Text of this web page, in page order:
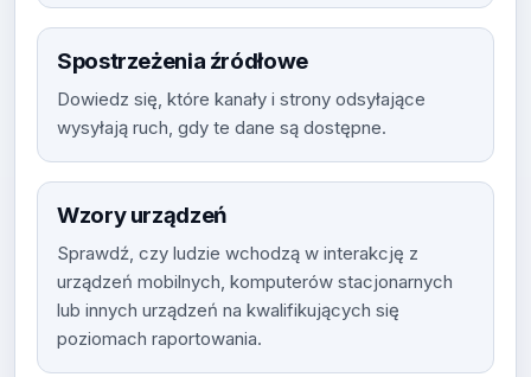
Spostrzeżenia źródłowe
Dowiedz się, które kanały i strony odsyłające
wysyłają ruch, gdy te dane są dostępne.
Wzory urządzeń
Sprawdź, czy ludzie wchodzą w interakcję z
urządzeń mobilnych, komputerów stacjonarnych
lub innych urządzeń na kwalifikujących się
poziomach raportowania.